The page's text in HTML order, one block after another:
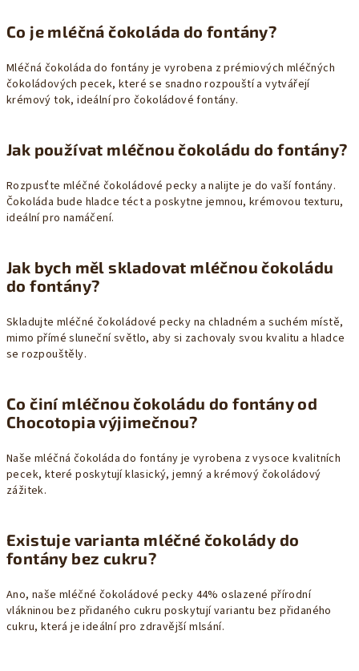
Co je mléčná čokoláda do fontány?
Mléčná čokoláda do fontány je vyrobena z prémiových mléčných
čokoládových pecek, které se snadno rozpouští a vytvářejí
krémový tok, ideální pro čokoládové fontány.
Jak používat mléčnou čokoládu do fontány?
Rozpusťte mléčné čokoládové pecky a nalijte je do vaší fontány.
Čokoláda bude hladce téct a poskytne jemnou, krémovou texturu,
ideální pro namáčení.
Jak bych měl skladovat mléčnou čokoládu
do fontány?
Skladujte mléčné čokoládové pecky na chladném a suchém místě,
mimo přímé sluneční světlo, aby si zachovaly svou kvalitu a hladce
se rozpouštěly.
Co činí mléčnou čokoládu do fontány od
Chocotopia výjimečnou?
Naše mléčná čokoláda do fontány je vyrobena z vysoce kvalitních
pecek, které poskytují klasický, jemný a krémový čokoládový
zážitek.
Existuje varianta mléčné čokolády do
fontány bez cukru?
Ano, naše mléčné čokoládové pecky 44% oslazené přírodní
vlákninou bez přidaného cukru poskytují variantu bez přidaného
cukru, která je ideální pro zdravější mlsání.